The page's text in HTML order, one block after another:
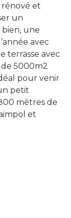
et
un
une
avec
terrasse avec
5000m2
pour venir
petit
mètres de
et